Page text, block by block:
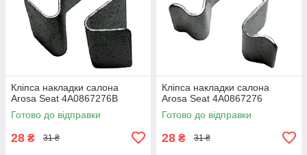
Кліпса накладки салона
Arosa Seat 4A0867276B
Готово до відправки
28 ₴ 31 ₴
Кліпса накладки салона
Arosa Seat 4A0867276
Готово до відправки
28 ₴ 31 ₴